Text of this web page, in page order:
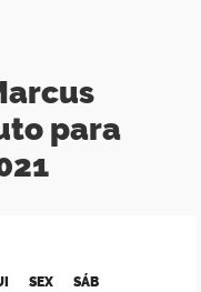
para
SEX SÁB